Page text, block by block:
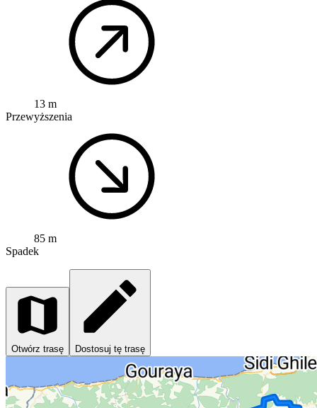
13 m
Przewyższenia
85 m
Spadek
Otwórz trasę Dostosuj tę trasę